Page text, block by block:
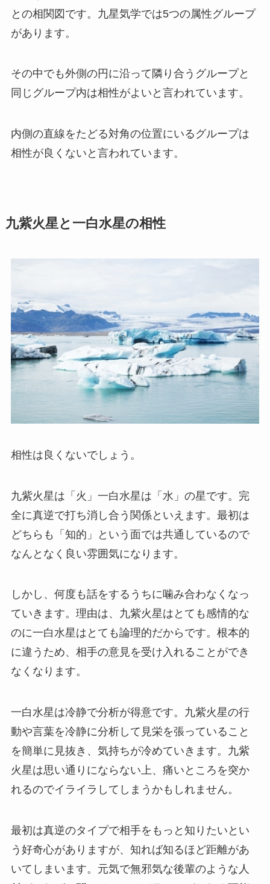
との相関図です。九星気学では5つの属性グループ
があります。
その中でも外側の円に沿って隣り合うグループと
同じグループ内は相性がよいと言われています。
内側の直線をたどる対角の位置にいるグループは
相性が良くないと言われています。
九紫火星と一白水星の相性
相性は良くないでしょう。
九紫火星は「火」一白水星は「水」の星です。完
全に真逆で打ち消し合う関係といえます。最初は
どちらも「知的」という面では共通しているので
なんとなく良い雰囲気になります。
しかし、何度も話をするうちに噛み合わなくなっ
ていきます。理由は、九紫火星はとても感情的な
のに一白水星はとても論理的だからです。根本的
に違うため、相手の意見を受け入れることができ
なくなります。
一白水星は冷静で分析が得意です。九紫火星の行
動や言葉を冷静に分析して見栄を張っていること
を簡単に見抜き、気持ちが冷めていきます。九紫
火星は思い通りにならない上、痛いところを突か
れるのでイライラしてしまうかもしれません。
最初は真逆のタイプで相手をもっと知りたいとい
う好奇心がありますが、知れば知るほど距離があ
いてしまいます。元気で無邪気な後輩のような人